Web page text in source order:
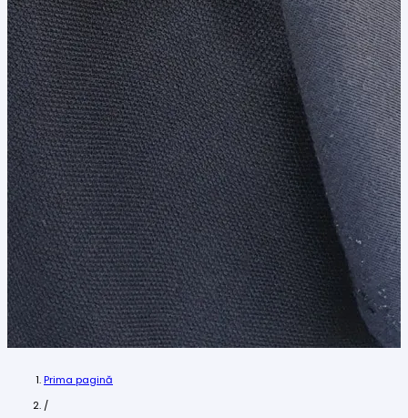
Prima pagină
/